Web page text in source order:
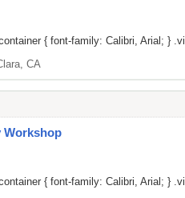
{ font-family: Calibri, Arial; }
CA
Workshop
{ font-family: Calibri, Arial; }